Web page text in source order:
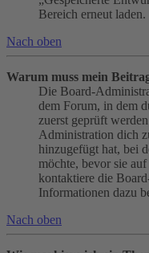
Bereich erneut laden.
Nach oben
Warum muss mein
Die Board-
dem Forum, in dem
zuerst geprüft
Administration dich
hinzugefügt hat, bei
möchte, bevor sie
kontaktiere die
Informationen dazu
Nach oben